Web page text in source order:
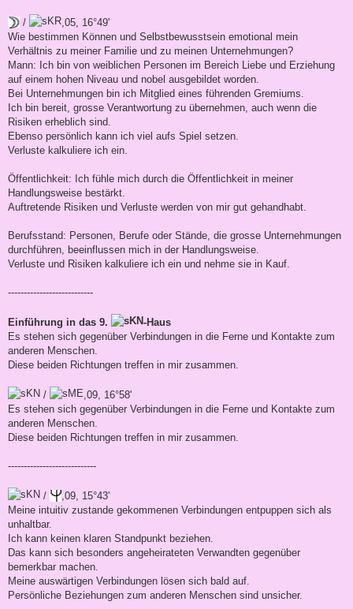
/
,05, 16°49'
Wie bestimmen Können und Selbstbewusstsein emotional mein
Verhältnis zu meiner Familie und zu meinen Unternehmungen?
Mann: Ich bin von weiblichen Personen im Bereich Liebe und Erziehung
auf einem hohen Niveau und nobel ausgebildet worden.
Bei Unternehmungen bin ich Mitglied eines führenden Gremiums.
Ich bin bereit, grosse Verantwortung zu übernehmen, auch wenn die
Risiken erheblich sind.
Ebenso persönlich kann ich viel aufs Spiel setzen.
Verluste kalkuliere ich ein.
Öffentlichkeit: Ich fühle mich durch die Öffentlichkeit in meiner
Handlungsweise bestärkt.
Auftretende Risiken und Verluste werden von mir gut gehandhabt.
Berufsstand: Personen, Berufe oder Stände, die grosse Unternehmungen
durchführen, beeinflussen mich in der Handlungsweise.
Verluste und Risiken kalkuliere ich ein und nehme sie in Kauf.
---------------------------
Einführung in das 9.
-Haus
Es stehen sich gegenüber Verbindungen in die Ferne und Kontakte zum
anderen Menschen.
Diese beiden Richtungen treffen in mir zusammen.
/
,09, 16°58'
Es stehen sich gegenüber Verbindungen in die Ferne und Kontakte zum
anderen Menschen.
Diese beiden Richtungen treffen in mir zusammen.
----------------------------
/
,09, 15°43'
Meine intuitiv zustande gekommenen Verbindungen entpuppen sich als
unhaltbar.
Ich kann keinen klaren Standpunkt beziehen.
Das kann sich besonders angeheirateten Verwandten gegenüber
bemerkbar machen.
Meine auswärtigen Verbindungen lösen sich bald auf.
Persönliche Beziehungen zum anderen Menschen sind unsicher.